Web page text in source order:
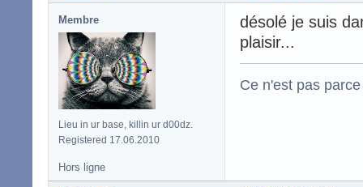
Membre
Lieu in ur base, killin ur d00dz.
Registered 17.06.2010
désolé je suis
plaisir...
Ce n'est pas
Hors ligne